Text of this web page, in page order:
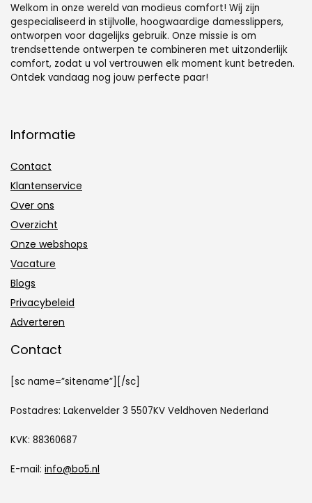
Welkom in onze wereld van modieus comfort! Wij zijn
gespecialiseerd in stijlvolle, hoogwaardige damesslippers,
ontworpen voor dagelijks gebruik. Onze missie is om
trendsettende ontwerpen te combineren met uitzonderlijk
comfort, zodat u vol vertrouwen elk moment kunt betreden.
Ontdek vandaag nog jouw perfecte paar!
Informatie
Contact
Klantenservice
Over ons
Overzicht
Onze webshops
Vacature
Blogs
Privacybeleid
Adverteren
Contact
[sc name=”sitename”][/sc]
Postadres: Lakenvelder 3 5507KV Veldhoven Nederland
KVK: 88360687
E-mail: info@bo5.nl